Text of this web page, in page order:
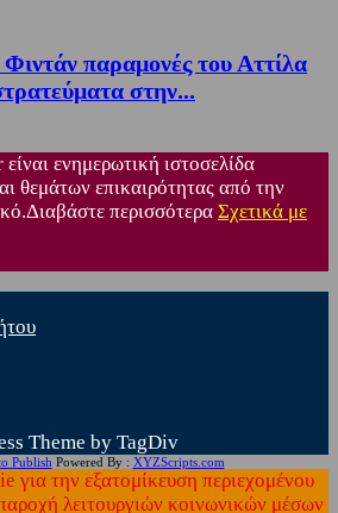
παραμονές του Αττίλα
στην...
ενημερωτική ιστοσελίδα
θεμάτων επικαιρότητας από την
περισσότερα Σχετικά με
Theme by TagDiv
Publish Powered By : XYZScripts.com
για την εξατομίκευση περιεχομένου
λειτουργιών κοινωνικών μέσων